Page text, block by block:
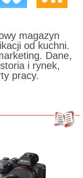
magazyn
od kuchni.
Dane,
i rynek,
pracy.